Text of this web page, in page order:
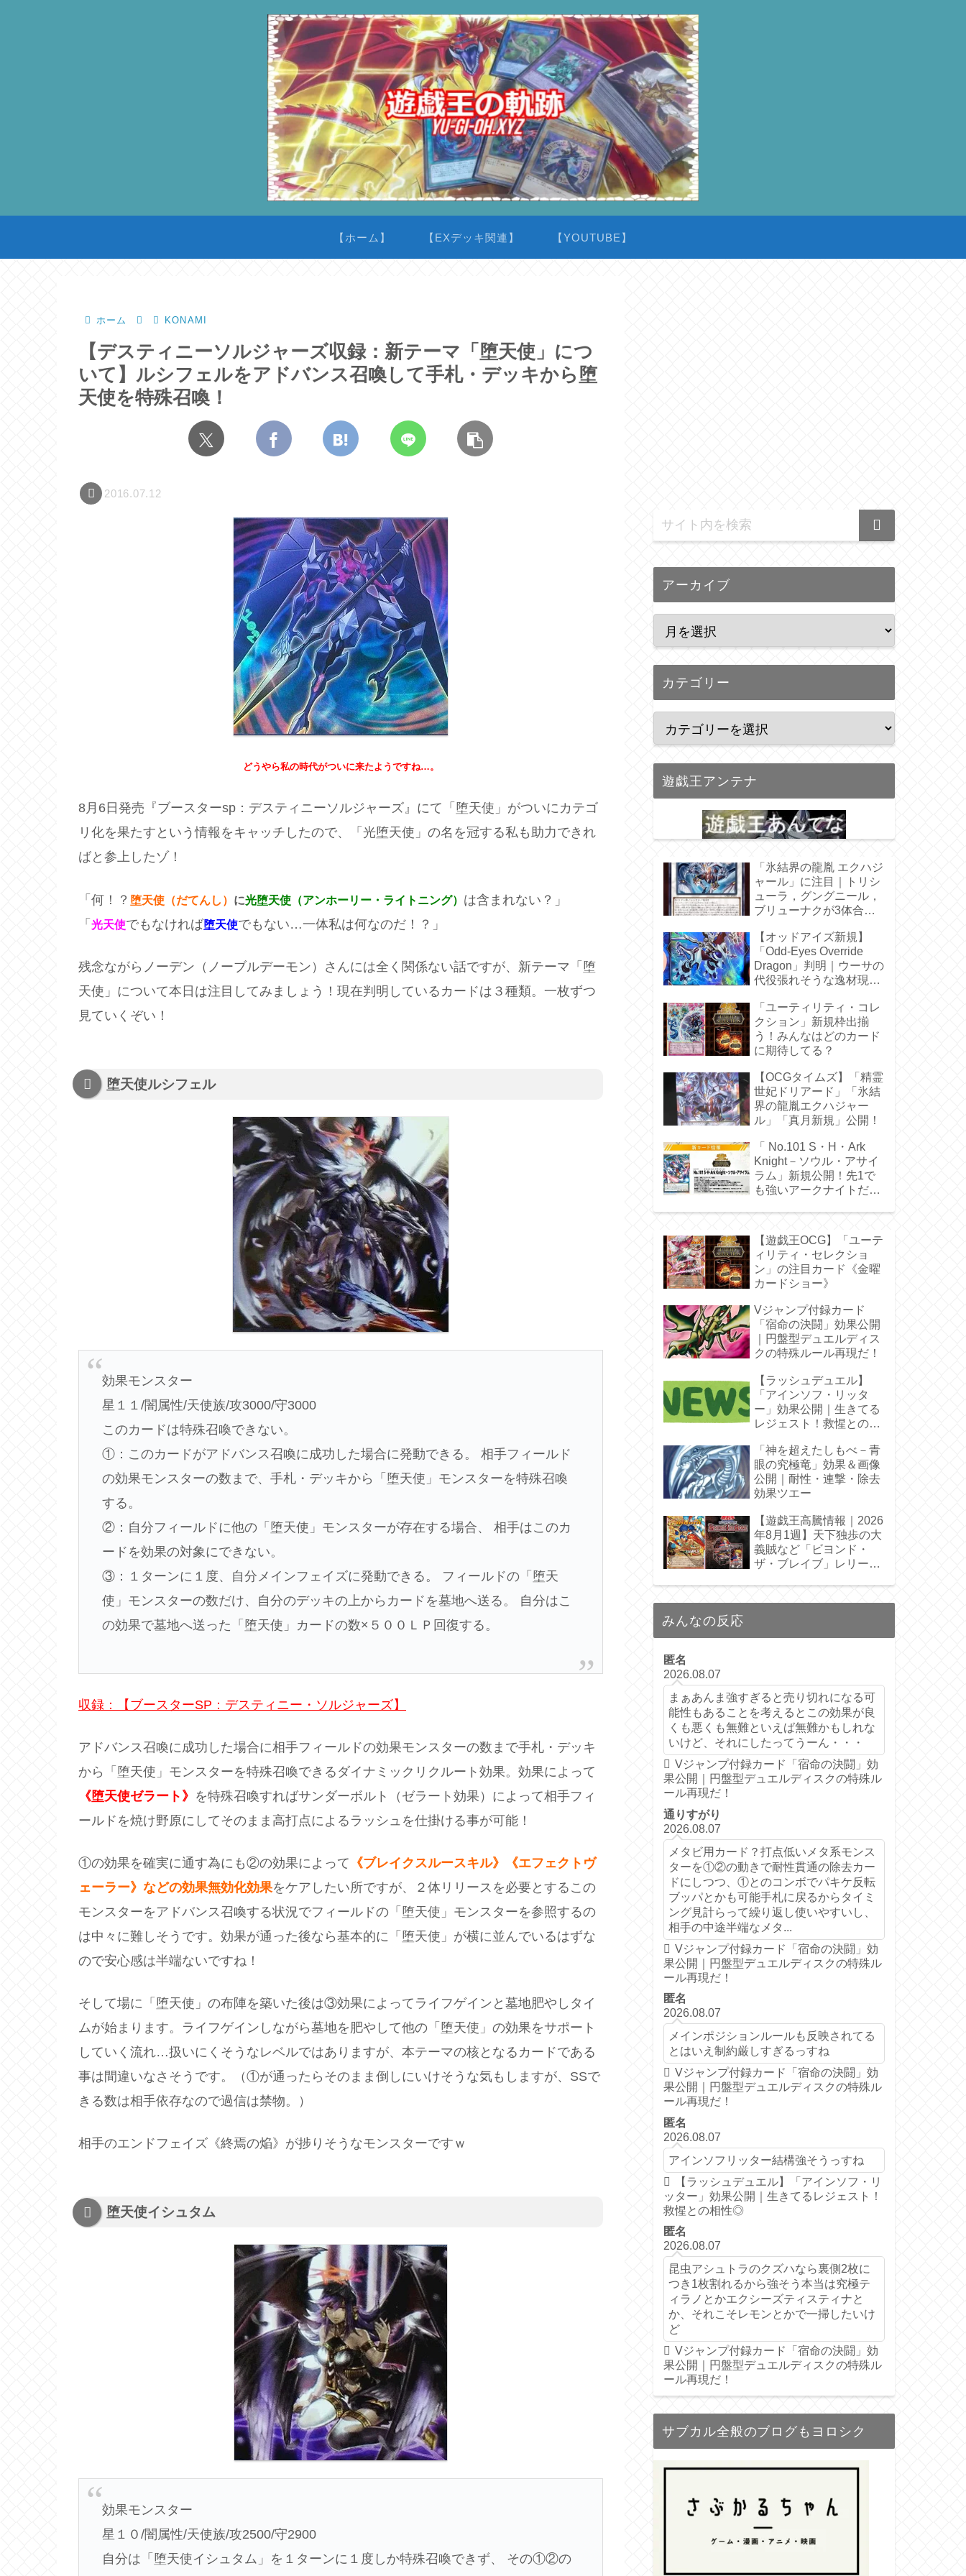
【ホーム】 【EXデッキ関連】 【YOUTUBE】
ホーム KONAMI
【デスティニーソルジャーズ収録：新テーマ「堕天使」につ
いて】ルシフェルをアドバンス召喚して手札・デッキから堕
天使を特殊召喚！
2016.07.12
どうやら私の時代がついに来たようですね…。
8月6日発売『ブースターsp：デスティニーソルジャーズ』にて「堕天使」がついにカテゴ
リ化を果たすという情報をキャッチしたので、「 光堕天使」の名を冠する私も助力できれ
ばと参上したゾ！
「何！？ 堕天使（だてんし） に光堕天使（アンホーリー・ライトニング） は含まれない？」
「 光天使でもなければ堕天使でもない…一体私は何なのだ！？」
残念ながらノーデン（ノーブルデーモン）さんには全く関係ない話ですが、新テーマ「堕
天使」について本日は注目してみましょう！現在判明しているカードは３種類。一枚ずつ
見ていくぞい！
堕天使ルシフェル
効果モンスター
星１１/闇属性/天使族/攻3000/守3000
このカードは特殊召喚できない。
①：このカードがアドバンス召喚に成功した場合に発動できる。 相手フィールド
の効果モンスターの数まで、手札・デッキから「堕天使」モンスターを特殊召喚
する。
②：自分フィールドに他の「堕天使」モンスターが存在する場合、 相手はこのカ
ードを効果の対象にできない。
③：１ターンに１度、自分メインフェイズに発動できる。 フィールドの「堕天
使」モンスターの数だけ、自分のデッキの上からカードを墓地へ送る。 自分はこ
の効果で墓地へ送った「堕天使」カードの数×５００ＬＰ回復する。
収録：【ブースターSP：デスティニー・ソルジャーズ】
アドバンス召喚に成功した場合に相手フィールドの効果モンスターの数まで手札・デッキ
から「堕天使」モンスターを特殊召喚できるダイナミックリクルート効果。効果によって
《堕天使ゼラート》 を特殊召喚すればサンダーボルト（ゼラート効果）によって相手フィ
ールドを焼け野原にしてそのまま高打点によるラッシュを仕掛ける事が可能！
①の効果を確実に通す為にも②の効果によって 《ブレイクスルースキル》《エフェクトヴ
ェーラー》などの効果無効化効果をケアしたい所ですが、２体リリースを必要とするこの
モンスターをアドバンス召喚する状況でフィールドの「堕天使」モンスターを参照するの
は中々に難しそうです。効果が通った後なら基本的に「堕天使」が横に並んでいるはずな
ので安心感は半端ないですね！
そして場に「堕天使」の布陣を築いた後は③効果によってライフゲインと墓地肥やしタイ
ムが始まります。ライフゲインしながら墓地を肥やして他の「堕天使」の効果をサポート
していく流れ…扱いにくそうなレベルではありますが、本テーマの核となるカードである
事は間違いなさそうです。（①が通ったらそのまま倒しにいけそうな気もしますが、SSで
きる数は相手依存なので過信は禁物。）
相手のエンドフェイズ《終焉の焔》が捗りそうなモンスターですｗ
堕天使イシュタム
効果モンスター
星１０/闇属性/天使族/攻2500/守2900
自分は「堕天使イシュタム」を１ターンに１度しか特殊召喚できず、 その①②の
アーカイブ
カテゴリー
遊戯王アンテナ
「氷結界の龍胤 エクハジ
ャール」に注目｜トリシ
ューラ，グングニール，
ブリューナクが3体合
【オッドアイズ新規】
「Odd-Eyes Override
Dragon」判明｜ウーサの
代役張れそうな逸材現
「ユーティリティ・コレ
クション」新規枠出揃
う！みんなはどのカード
に期待してる？
【OCGタイムズ】「精霊
世妃ドリアード」「氷結
界の龍胤エクハジャー
ル」「真月新規」公開！
「 No.101 S・H・Ark
Knight－ソウル・アサイ
ラム」新規公開！先1で
も強いアークナイトだ
【遊戯王OCG】「ユーテ
ィリティ・セレクショ
ン」の注目カード《金曜
カードショー》
Vジャンプ付録カード
「宿命の決闘」効果公開
｜円盤型デュエルディス
クの特殊ルール再現だ！
【ラッシュデュエル】
「アインソフ・リッタ
ー」効果公開｜生きてる
レジェスト！救惺との相
「神を超えたしもべ－青
眼の究極竜」効果＆画像
公開｜耐性・連撃・除去
効果ツエー
【遊戯王高騰情報｜2026
年8月1週】天下独歩の大
義賊など「ビヨンド・
ザ・ブレイブ」レリーフ
みんなの反応
匿名
2026.08.07
まぁあんま強すぎると売り切れになる可
能性もあることを考えるとこの効果が良
くも悪くも無難といえば無難かもしれな
いけど、それにしたってうーん・・・
Vジャンプ付録カード「宿命の決闘」効
果公開｜円盤型デュエルディスクの特殊ル
ール再現だ！
通りすがり
2026.08.07
メタビ用カード？打点低いメタ系モンス
ターを①②の動きで耐性貫通の除去カー
ドにしつつ、①とのコンボでパキケ反転
ブッパとかも可能手札に戻るからタイミ
ング見計らって繰り返し使いやすいし、
相手の中途半端なメタ...
Vジャンプ付録カード「宿命の決闘」効
果公開｜円盤型デュエルディスクの特殊ル
ール再現だ！
匿名
2026.08.07
メインポジションルールも反映されてる
とはいえ制約厳しすぎるっすね
Vジャンプ付録カード「宿命の決闘」効
果公開｜円盤型デュエルディスクの特殊ル
ール再現だ！
匿名
2026.08.07
アインソフリッター結構強そうっすね
【ラッシュデュエル】「アインソフ・リ
ッター」効果公開｜生きてるレジェスト！
救惺との相性◎
匿名
2026.08.07
昆虫アシュトラのクズハなら裏側2枚に
つき1枚割れるから強そう本当は究極テ
ィラノとかエクシーズティスティナと
か、それこそレモンとかで一掃したいけ
ど
Vジャンプ付録カード「宿命の決闘」効
果公開｜円盤型デュエルディスクの特殊ル
ール再現だ！
サブカル全般のブログもヨロシク